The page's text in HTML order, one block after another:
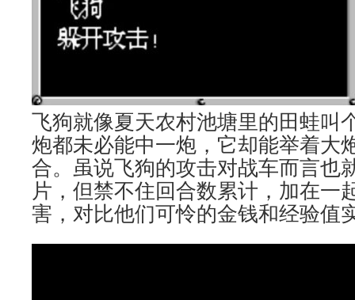
飞狗就像夏天农村池塘里的田蛙叫
炮都未必能中一炮，它却能举着大
合。虽说飞狗的攻击对战车而言也
片，但禁不住回合数累计，加在一
害，对比他们可怜的金钱和经验值